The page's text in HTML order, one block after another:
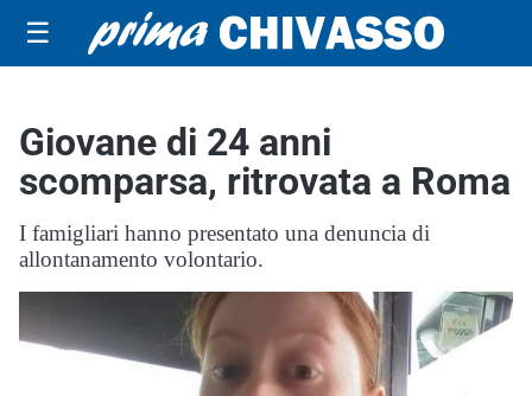
☰
Giovane di 24 anni
scomparsa, ritrovata a Roma
I famigliari hanno presentato una denuncia di
allontanamento volontario.